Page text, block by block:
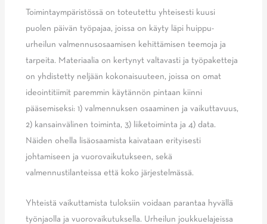
Toimintaympäristössä on toteutettu yhteisesti kuusi
puolen päivän työpajaa, joissa on käyty läpi huippu-
urheilun valmennusosaamisen kehittämisen teemoja ja
tarpeita. Materiaalia on kertynyt valtavasti ja työpaketteja
on yhdistetty neljään kokonaisuuteen, joissa on omat
ideointitiimit paremmin käytännön pintaan kiinni
pääsemiseksi: 1) valmennuksen osaaminen ja vaikuttavuus,
2) kansainvälinen toiminta, 3) liiketoiminta ja 4) data.
Näiden ohella lisäosaamista kaivataan erityisesti
johtamiseen ja vuorovaikutukseen, sekä
valmennustilanteissa että koko järjestelmässä.
Yhteistä vaikuttamista tuloksiin voidaan parantaa hyvällä
työnjaolla ja vuorovaikutuksella. Urheilun joukkuelajeissa